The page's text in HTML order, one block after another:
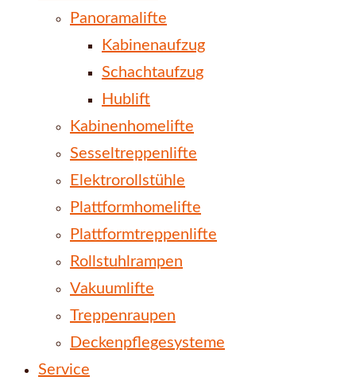
Panoramalifte
Kabinenaufzug
Schachtaufzug
Hublift
Kabinenhomelifte
Sesseltreppenlifte
Elektrorollstühle
Plattformhomelifte
Plattformtreppenlifte
Rollstuhlrampen
Vakuumlifte
Treppenraupen
Deckenpflegesysteme
Service